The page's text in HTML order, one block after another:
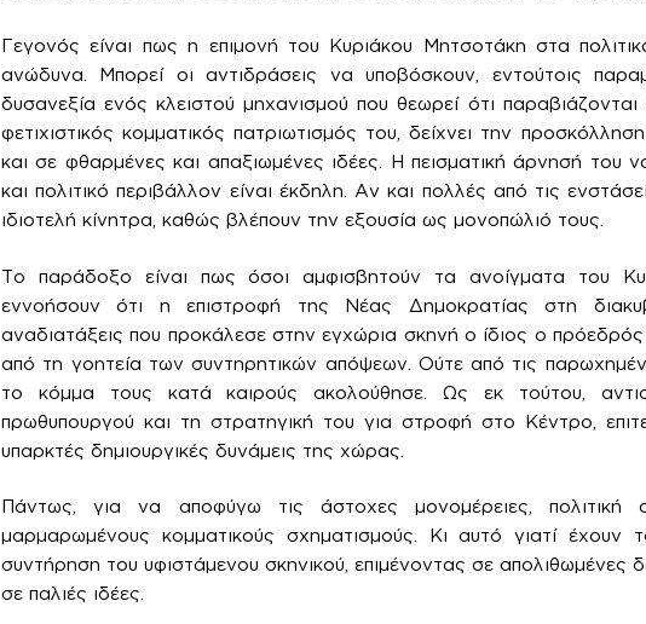
Γεγονός είναι πως η επιμονή του Κυριάκου Μητσοτάκη στα
ανώδυνα. Μπορεί οι αντιδράσεις να υποβόσκουν, εντούτοις
δυσανεξία ενός κλειστού μηχανισμού που θεωρεί ότι
φετιχιστικός κομματικός πατριωτισμός του, δείχνει την
και σε φθαρμένες και απαξιωμένες ιδέες. Η πεισματική άρνησή του
και πολιτικό περιβάλλον είναι έκδηλη. Αν και πολλές από τις
ιδιοτελή κίνητρα, καθώς βλέπουν την εξουσία ως μονοπώλιό τους.
Το παράδοξο είναι πως όσοι αμφισβητούν τα ανοίγματα του
εννοήσουν ότι η επιστροφή της Νέας Δημοκρατίας στη
αναδιατάξεις που προκάλεσε στην εγχώρια σκηνή ο ίδιος ο
από τη γοητεία των συντηρητικών απόψεων. Ούτε από τις
το κόμμα τους κατά καιρούς ακολούθησε. Ως εκ τούτου,
πρωθυπουργού και τη στρατηγική του για στροφή στο Κέντρο,
υπαρκτές δημιουργικές δυνάμεις της χώρας.
Πάντως, για να αποφύγω τις άστοχες μονομέρειες, πολιτική
μαρμαρωμένους κομματικούς σχηματισμούς. Κι αυτό γιατί έχουν
συντήρηση του υφιστάμενου σκηνικού, επιμένοντας σε απολιθωμένες
σε παλιές ιδέες.